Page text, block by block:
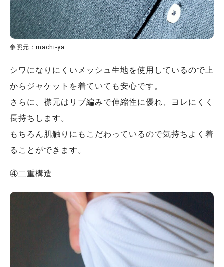
参照元：machi-ya
シワになりにくいメッシュ生地を使用しているので上
からジャケットを着ていても安心です。
さらに、襟元はリブ編みで伸縮性に優れ、ヨレにくく
長持ちします。
もちろん肌触りにもこだわっているので気持ちよく着
ることができます。
④二重構造